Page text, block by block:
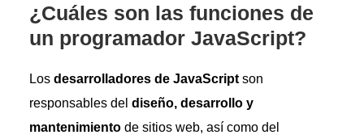
¿Cuáles son las funciones de
un programador JavaScript?
Los desarrolladores de JavaScript son
responsables del diseño, desarrollo y
mantenimientode sitios web, así como del